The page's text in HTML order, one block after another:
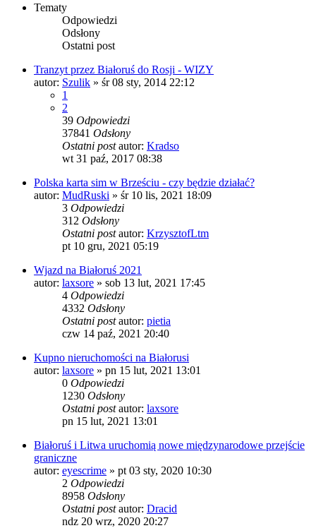
Tematy
Odpowiedzi
Odsłony
Ostatni post
Tranzyt przez Białoruś do Rosji - WIZY
autor: Szulik » śr 08 sty, 2014 22:12
1
2
39 Odpowiedzi
37841 Odsłony
Ostatni postautor: Kradso
wt 31 paź, 2017 08:38
Polska karta sim w Brześciu - czy będzie działać?
autor: MudRuski » śr 10 lis, 2021 18:09
3 Odpowiedzi
312 Odsłony
Ostatni postautor: KrzysztofLtm
pt 10 gru, 2021 05:19
Wjazd na Białoruś 2021
autor: laxsore » sob 13 lut, 2021 17:45
4 Odpowiedzi
4332 Odsłony
Ostatni postautor: pietia
czw 14 paź, 2021 20:40
Kupno nieruchomości na Białorusi
autor: laxsore » pn 15 lut, 2021 13:01
0 Odpowiedzi
1230 Odsłony
Ostatni postautor: laxsore
pn 15 lut, 2021 13:01
Białoruś i Litwa uruchomią nowe międzynarodowe przejście
graniczne
autor: eyescrime » pt 03 sty, 2020 10:30
2 Odpowiedzi
8958 Odsłony
Ostatni postautor: Dracid
ndz 20 wrz, 2020 20:27